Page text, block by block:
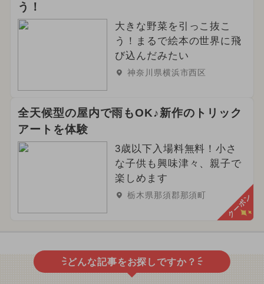
う！
大きな野菜を引っこ抜こ
う！まるで絵本の世界に飛
び込んだみたい
神奈川県横浜市西区
全天候型の屋内で雨もOK♪新作のトリック
アートを体験
3歳以下入場料無料！小さ
な子供も興味津々、親子で
楽しめます
栃木県那須郡那須町 クーポン
どんな記事をお探しですか？